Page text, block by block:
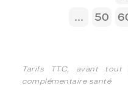
...
50
Tarifs TTC, avant tout
complémentaire santé